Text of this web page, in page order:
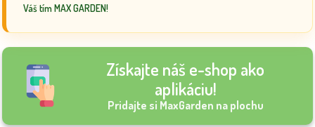
Váš tím MAX GARDEN!
Získajte náš e-shop ako
aplikáciu!
Pridajte si MaxGarden na plochu